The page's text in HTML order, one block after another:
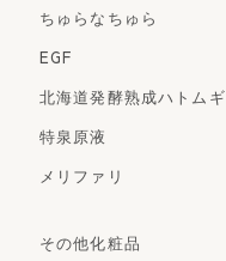
ちゅらなちゅら
EGF
北海道発酵熟成ハトムギ
特泉原液
メリファリ
その他化粧品